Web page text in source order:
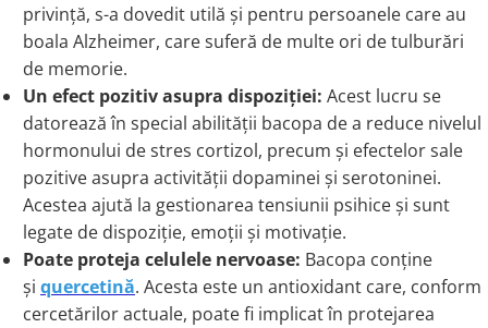
privință, s-a dovedit utilă și pentru persoanele care au
boala Alzheimer, care suferă de multe ori de tulburări
de memorie.
Un efect pozitiv asupra dispoziției: Acest lucru se
datorează în special abilității bacopa de a reduce nivelul
hormonului de stres cortizol, precum și efectelor sale
pozitive asupra activității dopaminei și serotoninei.
Acestea ajută la gestionarea tensiunii psihice și sunt
legate de dispoziție, emoții și motivație.
Poate proteja celulele nervoase: Bacopa conține
și quercetină. Acesta este un antioxidant care, conform
cercetărilor actuale, poate fi implicat în protejarea